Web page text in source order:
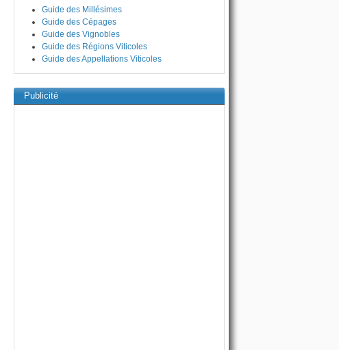
Guide des Millésimes
Guide des Cépages
Guide des Vignobles
Guide des Régions Viticoles
Guide des Appellations Viticoles
Publicité